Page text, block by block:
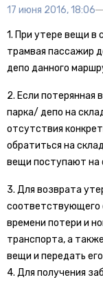
17 июня 2016, 18:06
1. При утере вещи в
трамвая пассажир
депо данного
2. Если потерянная
парка/ депо на
отсутствия
обратиться на
вещи поступают на
3. Для возврата
соответствующего
времени потери и
транспорта, а
вещи и передать
4. Для получения